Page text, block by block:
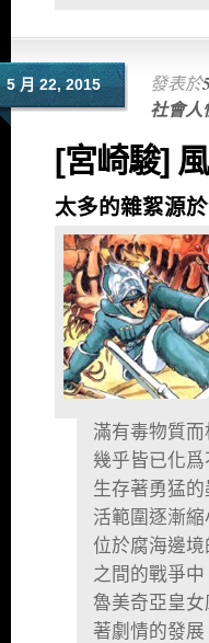
5 月 22, 2015 發表於
社會人
[宮崎駿]
太多的雜絮源
滿有毒物質
幾乎皆已化
生存著勇猛
活範圍逐漸
位於腐海邊
之間的戰爭
魯美奇亞皇
著劇情的發